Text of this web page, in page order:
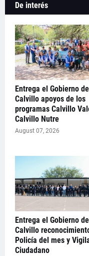
De interés
Entrega el Gobierno de
Calvillo apoyos de los
programas Calvillo
Calvillo Nutre
August 07, 2026
Entrega el Gobierno de
Calvillo
Policía del mes y
Ciudadano